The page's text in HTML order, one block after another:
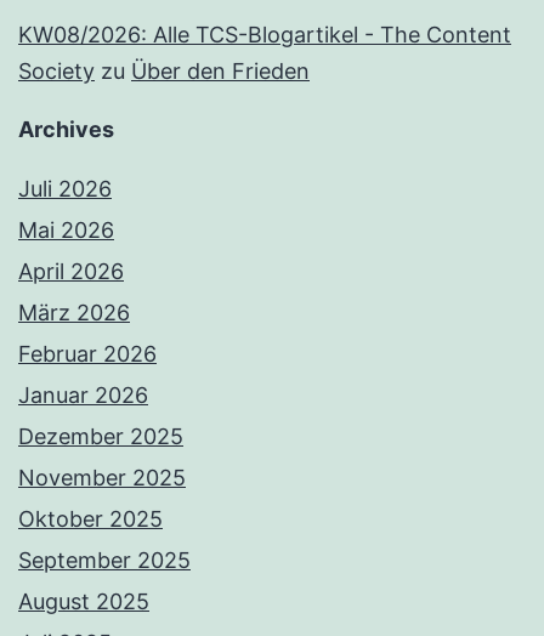
KW08/2026: Alle TCS-Blogartikel - The Content
Society zu Über den Frieden
Archives
Juli 2026
Mai 2026
April 2026
März 2026
Februar 2026
Januar 2026
Dezember 2025
November 2025
Oktober 2025
September 2025
August 2025